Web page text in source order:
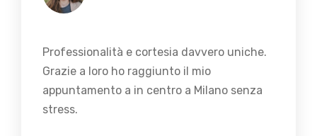
Professionalità e cortesia davvero uniche.
Grazie a loro ho raggiunto il mio
appuntamento a in centro a Milano senza
stress.